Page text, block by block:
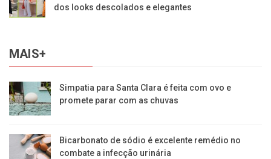
dos looks descolados e elegantes
MAIS+
Simpatia para Santa Clara é feita com ovo e
promete parar com as chuvas
Bicarbonato de sódio é excelente remédio no
combate a infecção urinária